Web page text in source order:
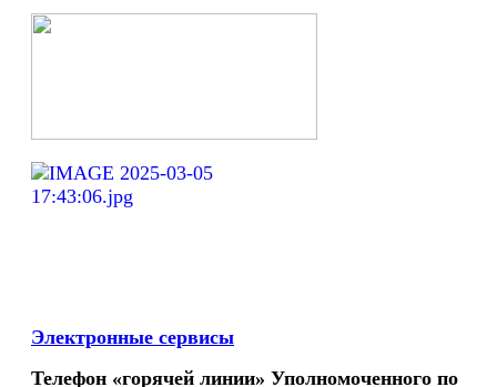
Электронные сервисы
Телефон «горячей линии» Уполномоченного по